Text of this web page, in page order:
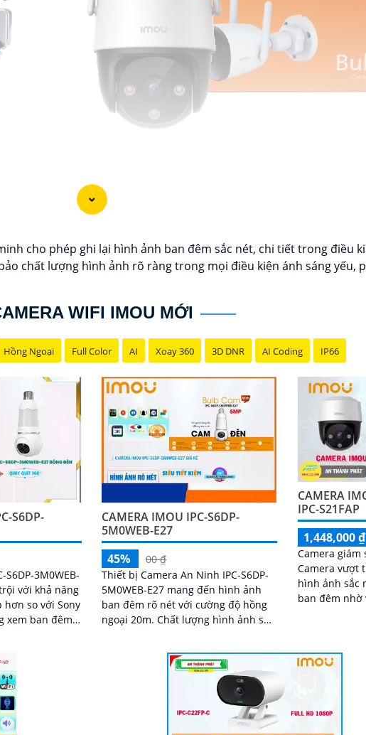
cho phép ghi lại hình ảnh ban đêm sắc nét, chi tiết trong điều
chất lượng hình ảnh rõ ràng trong mọi điều kiện ánh sáng yếu,
WIFI IMOU MỚI
Hồng Ngoại Full Color AI Xoay 360 3D DNR AI Coding IP66
S6DP-
3M0WEB-
với khả năng
so với Sony
sáng và tối
CAMERA IMOU IPC-S6DP-
5M0WEB-E27
45%
00 ₫
Thiết bị Camera An Ninh IPC-S6DP-
5M0WEB-E27 mang đến hình ảnh
ban đêm rõ nét với cường độ hồng
ngoại 20m. Chất lượng hình ảnh sắc
CAMERA
IPC-S21FAP
1,448,000 ₫
Camera giám
Camera vượt
hình ảnh sắc
ban đêm nhờ